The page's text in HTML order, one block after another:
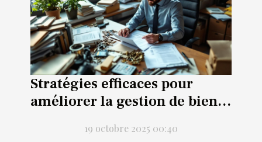
Stratégies efficaces pour
améliorer la gestion de biens
19 octobre 2025 00:40